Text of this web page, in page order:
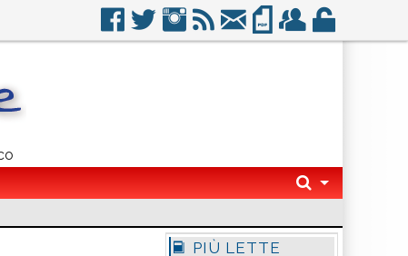
PIÙ LETTE